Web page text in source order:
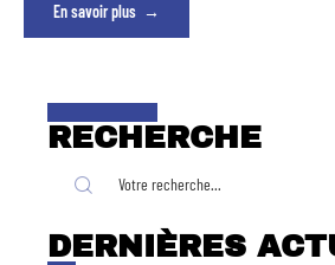
En savoir plus
RECHERCHE
DERNIÈRES